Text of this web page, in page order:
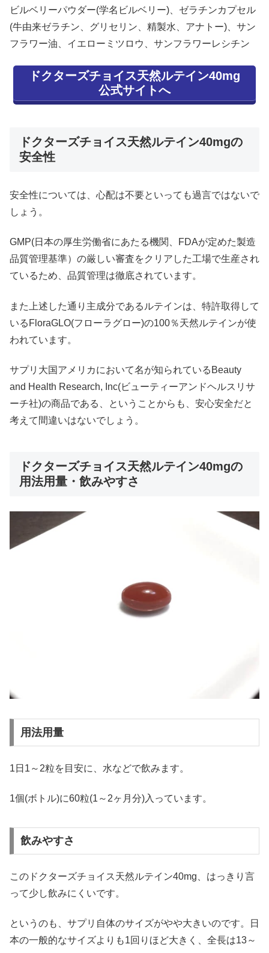
ビルベリーパウダー(学名ビルベリー)、ゼラチンカプセル
(牛由来ゼラチン、グリセリン、精製水、アナトー)、サン
フラワー油、イエローミツロウ、サンフラワーレシチン
ドクターズチョイス天然ルテイン40mg
公式サイトへ
ドクターズチョイス天然ルテイン40mgの
安全性
安全性については、心配は不要といっても過言ではないで
しょう。
GMP(日本の厚生労働省にあたる機関、FDAが定めた製造
品質管理基準）の厳しい審査をクリアした工場で生産され
ているため、品質管理は徹底されています。
また上述した通り主成分であるルテインは、特許取得して
いるFloraGLO(フローラグロー)の100％天然ルテインが使
われています。
サプリ大国アメリカにおいて名が知られているBeauty
and Health Research, Inc(ビューティーアンドヘルスリサ
ーチ社)の商品である、ということからも、安心安全だと
考えて間違いはないでしょう。
ドクターズチョイス天然ルテイン40mgの
用法用量・飲みやすさ
用法用量
1日1～2粒を目安に、水などで飲みます。
1個(ボトル)に60粒(1～2ヶ月分)入っています。
飲みやすさ
このドクターズチョイス天然ルテイン40mg、はっきり言
って少し飲みにくいです。
というのも、サプリ自体のサイズがやや大きいのです。日
本の一般的なサイズよりも1回りほど大きく、全長は13～